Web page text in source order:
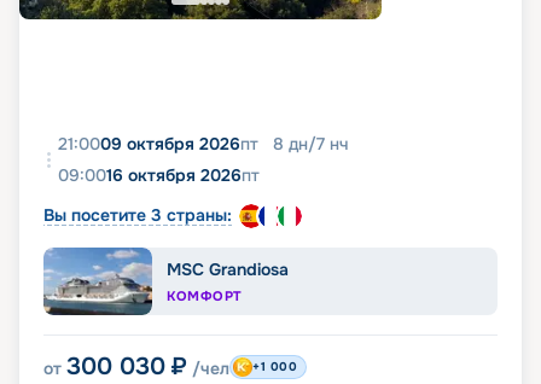
21:0009 октября 2026пт 8 дн/7 нч
09:0016 октября 2026пт
Вы посетите 3 страны:
MSC Grandiosa
КОМФОРТ
от 300 030 ₽ /чел +1 000